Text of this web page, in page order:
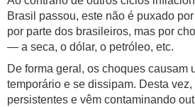
Brasil passou, este não é puxado
por parte dos brasileiros, mas por
— a seca, o dólar, o petróleo, etc.
De forma geral, os choques causam
temporário e se dissipam. Desta
persistentes e vêm contaminando